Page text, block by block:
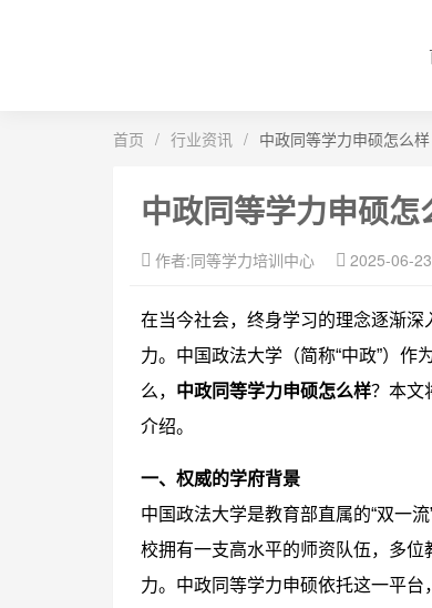
首页 / 行业资讯 / 中政同等学力申硕怎么样
中政同等学力申硕怎
作者:同等学力培训中心 2025-06-23
在当今社会，终身学习的理念逐渐
力。中国政法大学（简称“中政”）
么， 中政同等学力申硕怎么样？本文
介绍。
一、权威的学府背景
中国政法大学是教育部直属的“双一
校拥有一支高水平的师资队伍，多
力。中政同等学力申硕依托这一平台